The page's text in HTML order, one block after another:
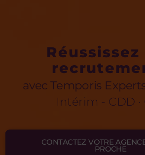
Réussissez
avec Temporis
Intérim - CDD ·
CONTACTEZ VOTRE
PROCHE